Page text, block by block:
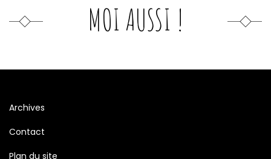
MOI AUSSI !
Archives
Contact
Plan du site